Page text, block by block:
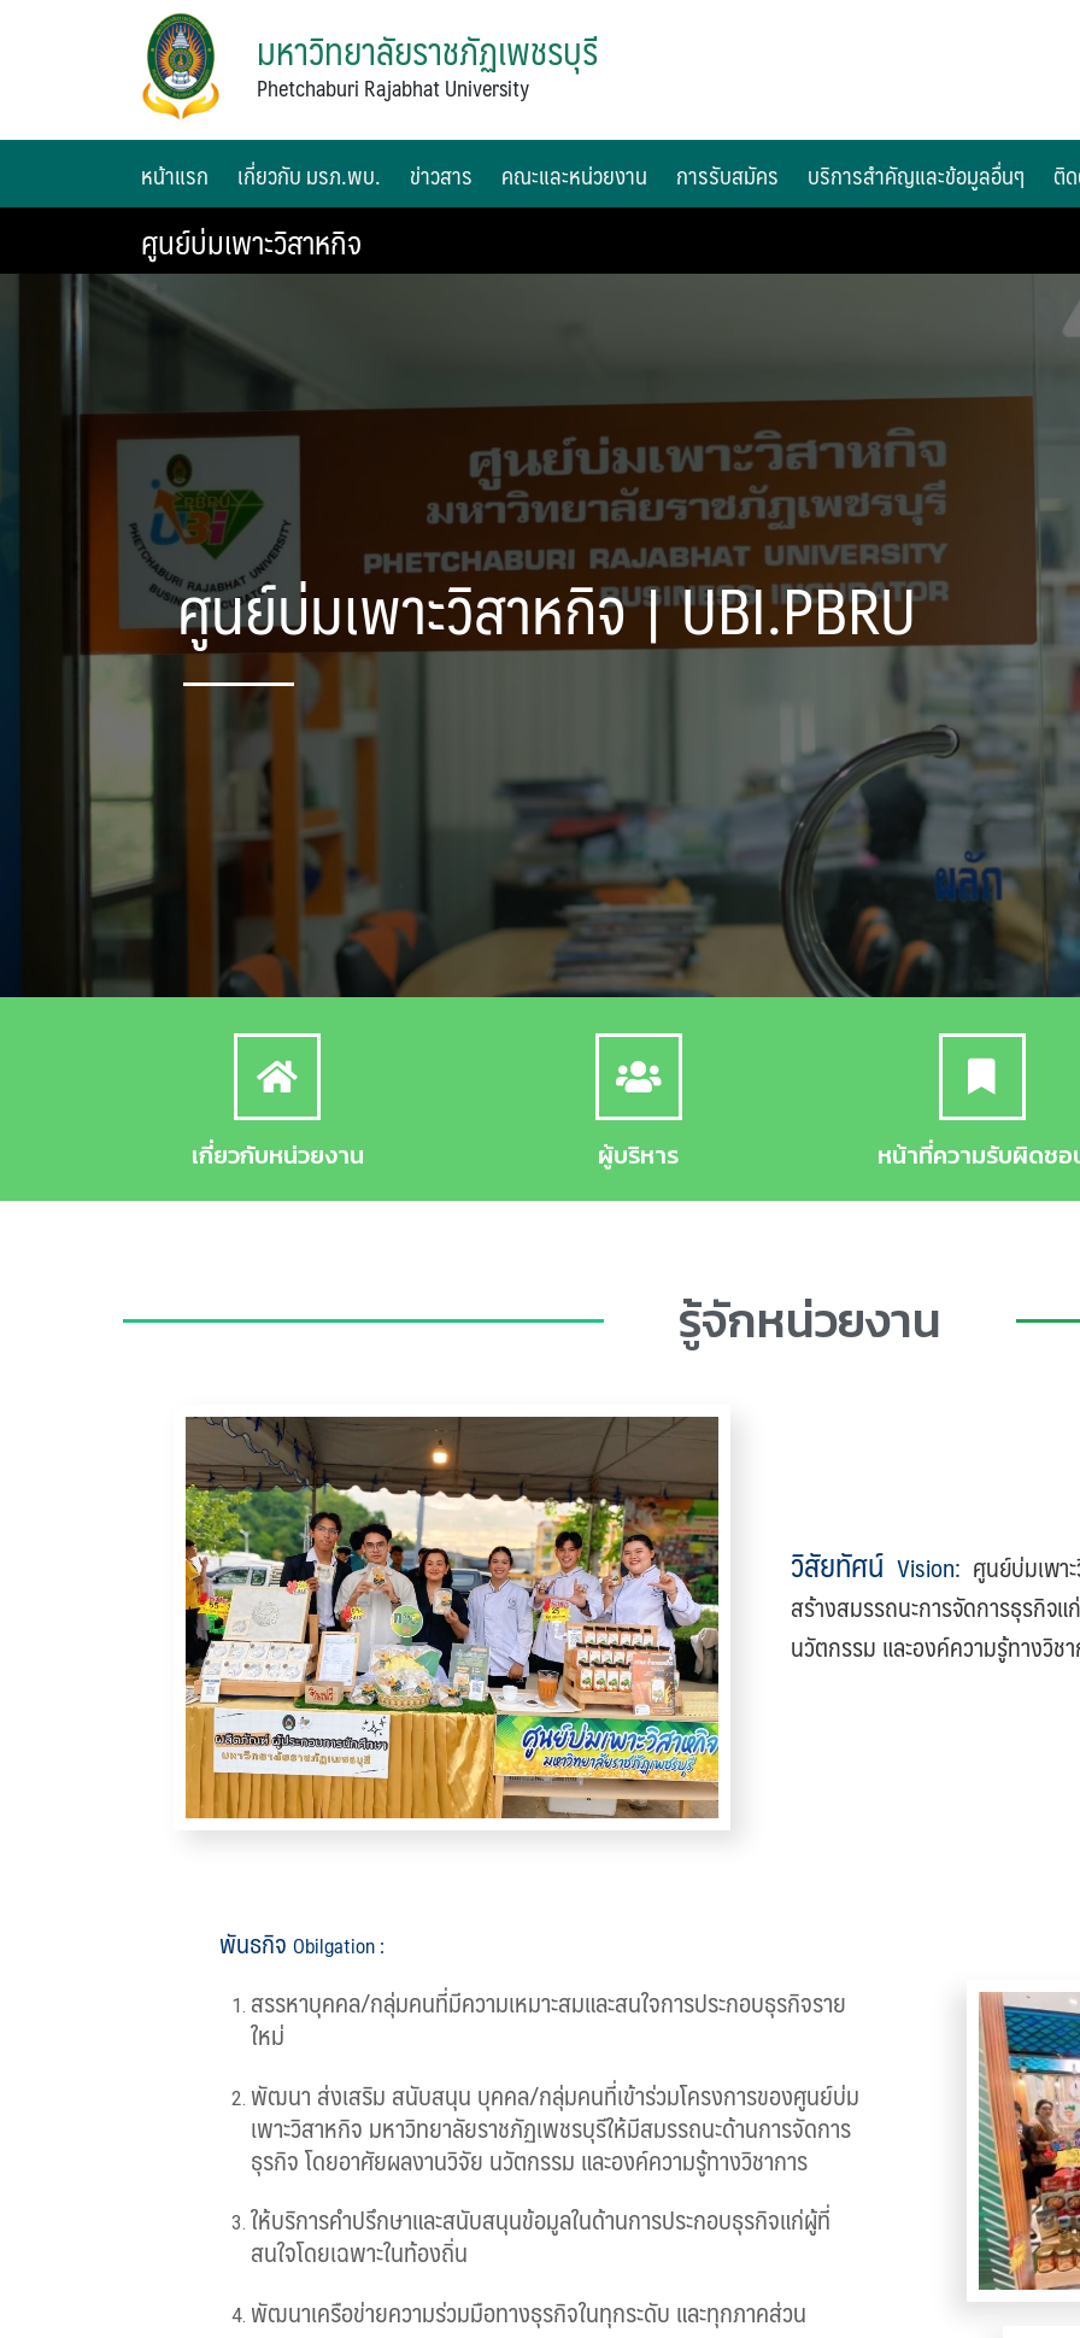
มหาวิทยาลัยราชภัฏเพชรบุรี
Phetchaburi Rajabhat University
หน้าแรก เกี่ยวกับ มรภ.พบ. ข่าวสาร คณะและหน่วยงาน การรับสมัคร บริการสำคัญและข้อมูลอื่นๆ ติ
ศูนย์บ่มเพาะวิสาหกิจ
ศูนย์บ่มเพาะวิสาหกิจ | UBI.PBRU
เกี่ยวกับหน่วยงาน ผู้บริหาร หน้าที่ความรับผิดชอ
รู้จักหน่วยงาน
วิสัยทัศน์ Vision: ศูนย์บ่มเพา
สร้างสมรรถนะการจัดการธุ
นวัตกรรม และองค์ความรู้ทางวิช
พันธกิจ Obilgation:
สรรหาบุคคล/กลุ่มคนที่มีความเหมาะสมและสนใจการประกอบธุรกิจราย
ใหม่
พัฒนา ส่งเสริม สนับสนุน บุคคล/กลุ่มคนที่เข้าร่วมโครงการของศูนย์บ่ม
เพาะวิสาหกิจ มหาวิทยาลัยราชภัฏเพชรบุรีให้มีสมรรถนะด้านการจัดการ
ธุรกิจ โดยอาศัยผลงานวิจัย นวัตกรรม และองค์ความรู้ทางวิชาการ
ให้บริการคำปรึกษาและสนับสนุนข้อมูลในด้านการประกอบธุรกิจแก่ผู้ที่
สนใจโดยเฉพาะในท้องถิ่น
พัฒนาเครือข่ายความร่วมมือทางธุรกิจในทุกระดับ และทุกภาคส่วน